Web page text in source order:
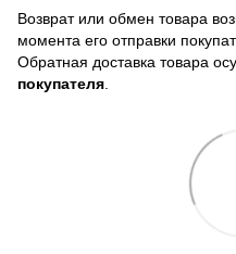
Возврат или обмен товара
момента его отправки
Обратная доставка товара
покупателя.